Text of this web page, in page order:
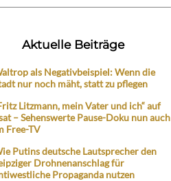
Aktuelle Beiträge
als Negativbeispiel: Wenn die
nur noch mäht, statt zu pflegen
Litzmann, mein Vater und ich“ auf
– Sehenswerte Pause-Doku nun auch
Free-TV
Putins deutsche Lautsprecher den
Drohnenanschlag für
Propaganda nutzen